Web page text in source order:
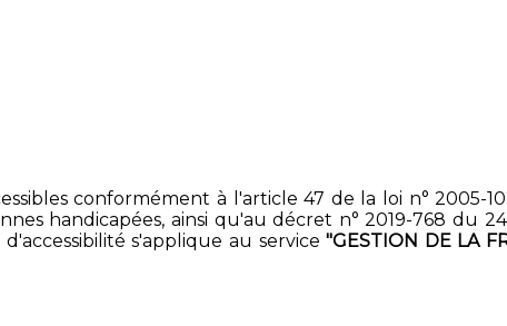
conformément à l'article 47 de la loi n° 2005-
handicapées, ainsi qu'au décret n° 2019-768 du
s'applique au service"GESTION DE LA